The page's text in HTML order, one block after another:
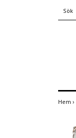
Hem ›